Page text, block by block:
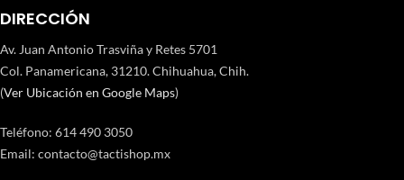
DIRECCIÓN
Av. Juan Antonio Trasviña y Retes 5701
Col. Panamericana, 31210. Chihuahua, Chih.
(Ver Ubicación en Google Maps)
Teléfono: 614 490 3050
Email: contacto@tactishop.mx